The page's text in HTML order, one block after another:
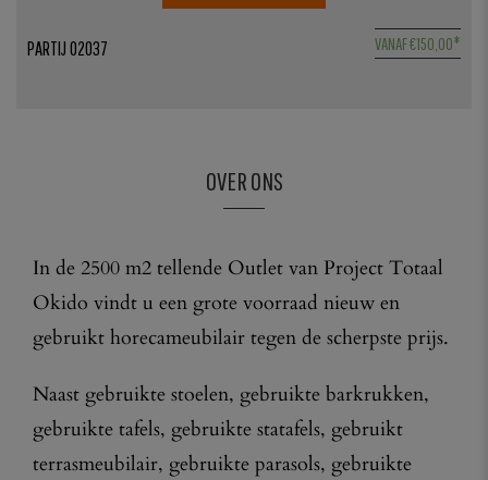
VANAF€150,00*
PARTIJ 02037
OVER ONS
In de 2500 m2 tellende Outlet van Project Totaal
Okido vindt u een grote voorraad nieuw en
gebruikt horecameubilair tegen de scherpste prijs.
Naast gebruikte stoelen, gebruikte barkrukken,
gebruikte tafels, gebruikte statafels, gebruikt
terrasmeubilair, gebruikte parasols, gebruikte